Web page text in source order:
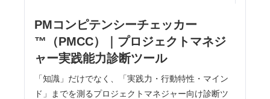
PMコンピテンシーチェッカー
™（PMCC）｜プロジェクトマネジ
ャー実践能力診断ツール
「知識」だけでなく、「実践力・行動特性・マイン
ド」までを測るプロジェクトマネジャー向け診断ツ